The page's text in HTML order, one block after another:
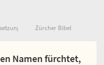
Zürcher Bibel
Namen fürchtet,